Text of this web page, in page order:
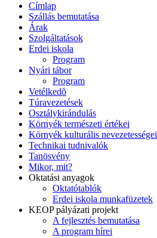
Címlap
Szállás bemutatása
Árak
Szolgáltatások
Erdei iskola
Program
Nyári tábor
Program
Vetélkedõ
Túravezetések
Osztálykirándulás
Környék természeti értékei
Környék kulturális nevezetességei
Technikai tudnivalók
Tanösvény
Mikor, mit?
Oktatási anyagok
Oktatótablók
Erdei iskola munkafüzetek
KEOP pályázati projekt
A fejlesztés bemutatása
A program hírei